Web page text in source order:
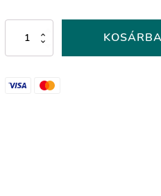
Shadow
színű
kristálykő